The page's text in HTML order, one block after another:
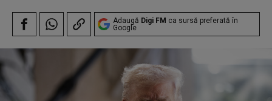
Adaugă Digi FM ca sursă preferată în
Google